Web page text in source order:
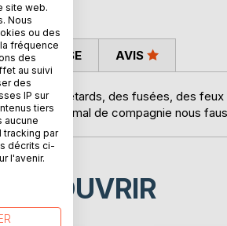
peur des pétards, des fusées, des
ou notre animal de compagnie nous
PRESSE AVIS
site web.
Nous
ou des
fréquence
des
au suivi
des
IP sur
tiers
aucune
tracking par
décrits ci-
l'avenir.